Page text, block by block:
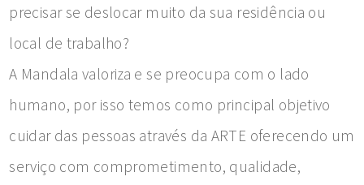
precisar se deslocar muito da sua residência ou
local de trabalho?
A Mandala valoriza e se preocupa com o lado
humano, por isso temos como principal objetivo
cuidar das pessoas através da ARTE oferecendo um
serviço com comprometimento, qualidade,